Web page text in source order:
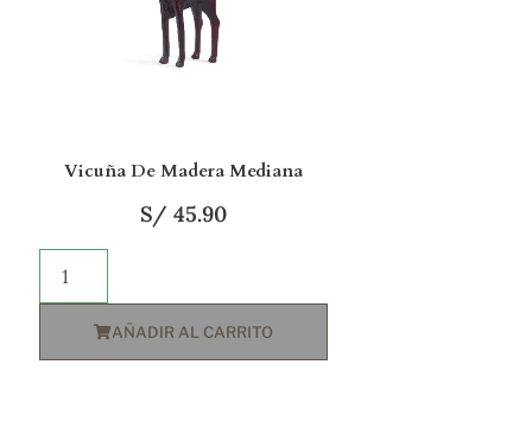
Vicuña De Madera Mediana
S/ 45.90
AÑADIR AL CARRITO